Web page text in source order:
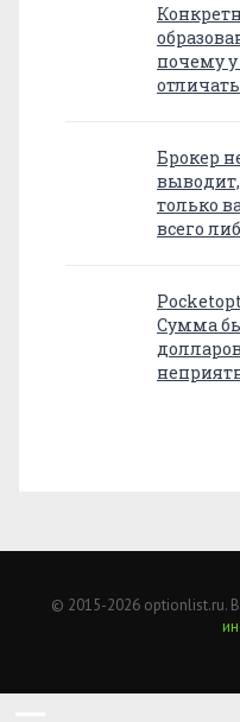
почему
Брокер
выводит,
только
всего
Сумма
© 2015-2026 optionlist.ru.